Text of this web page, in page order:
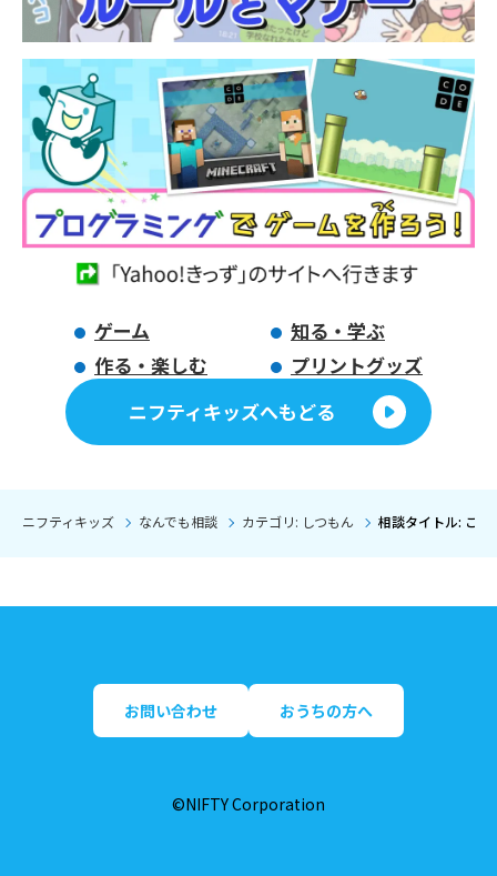
ゲーム
知る・学ぶ
作る・楽しむ
プリントグッズ
ニフティキッズへもどる
ニフティキッズ なんでも相談 カテゴリ: しつもん 相談タイトル: こ
お問い合わせ おうちの方へ
©NIFTY Corporation